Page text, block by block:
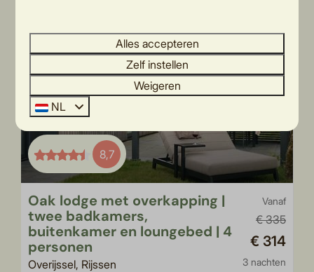
8,7
Vanaf
€ 335
€ 314
3 nachten
Oak lodge met overkapping |
twee badkamers,
buitenkamer en loungebed | 4
personen
Overijssel, Rijssen
Alles accepteren
Zelf instellen
Weigeren
NL